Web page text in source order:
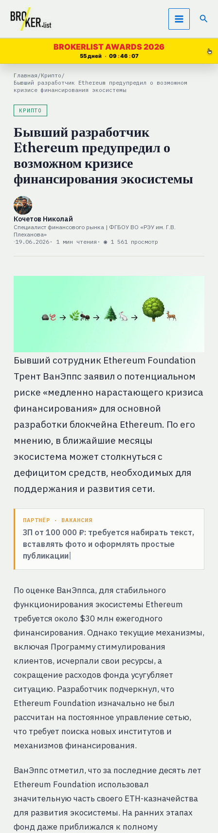
Перейти
содержимому
BROKERLIST AWARDS 2026
55 дней 09 46 07
Главная /Крипто /
Бывший разработчик Ethereum предупредил о возможном
кризисе финансирования экосистемы
КРИПТО
Бывший разработчик
Ethereum предупредил о
возможном кризисе
финансирования экосистемы
Кочетов Николай
Специалист финансового рынка | ФГБОУ ВО «РЭУ им. Г.В.
Плеханова»
19.06.2026· 1 мин чтения · ◉ 1 561 просмотр
Бывший сотрудник Ethereum Foundation
Трент ВанЭппс заявил о потенциальном
риске «медленно нарастающего кризиса
финансирования» для основной
разработки блокчейна Ethereum. По его
мнению, в ближайшие месяцы
экосистема может столкнуться с
дефицитом средств, необходимых для
поддержания и развития сети.
ПАРТНЁР · ВАКАНСИЯ
ЗП от 100 000 ₽: требуется набирать текст,
вставлять фото и оформлять простые
публикации
По оценке ВанЭппса, для стабильного
функционирования экосистемы Ethereum
требуется около $30 млн ежегодного
финансирования. Однако текущие механизмы,
включая Программу стимулирования
клиентов, исчерпали свои ресурсы, а
сокращение расходов фонда усугубляет
ситуацию. Разработчик подчеркнул, что
Ethereum Foundation изначально не был
рассчитан на постоянное управление сетью,
что требует поиска новых институтов и
механизмов финансирования.
ВанЭппс отметил, что за последние десять лет
Ethereum Foundation использовал
значительную часть своего ETH-казначейства
для развития экосистемы. На ранних этапах
фонд даже приближался к полному